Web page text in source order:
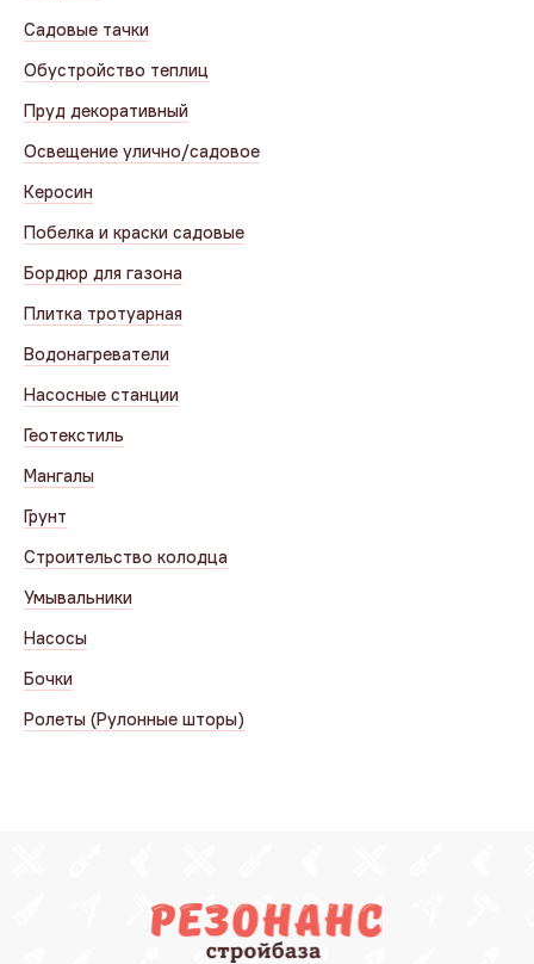
Садовые тачки
Обустройство теплиц
Пруд декоративный
Освещение улично/садовое
Керосин
Побелка и краски садовые
Бордюр для газона
Плитка тротуарная
Водонагреватели
Насосные станции
Геотекстиль
Мангалы
Грунт
Строительство колодца
Умывальники
Насосы
Бочки
Ролеты (Рулонные шторы)